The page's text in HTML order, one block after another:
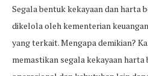
Segala bentuk kekayaan dan harta
dikelola oleh kementerian
yang terkait. Mengapa demikian?
memastikan segala kekayaan